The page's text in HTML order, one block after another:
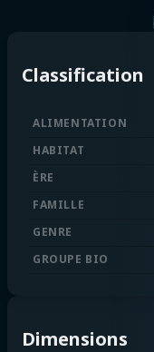
Classification
ALIMENTATION
HABITAT
ÈRE
FAMILLE
GENRE
GROUPE BIO
Dimensions